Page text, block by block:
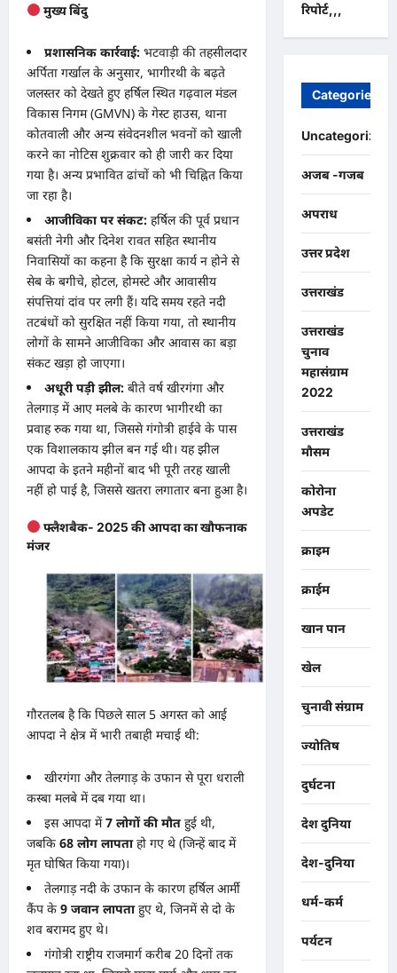
मुख्य बिंदु
प्रशासनिक कार्रवाई: भटवाड़ी की तहसीलदार
अर्पिता गर्खाल के अनुसार, भागीरथी के बढ़ते
जलस्तर को देखते हुए हर्षिल स्थित गढ़वाल मंडल
विकास निगम (GMVN) के गेस्ट हाउस, थाना
कोतवाली और अन्य संवेदनशील भवनों को खाली
करने का नोटिस शुक्रवार को ही जारी कर दिया
गया है। अन्य प्रभावित ढांचों को भी चिह्नित किया
जा रहा है।
आजीविका पर संकट: हर्षिल की पूर्व प्रधान
बसंती नेगी और दिनेश रावत सहित स्थानीय
निवासियों का कहना है कि सुरक्षा कार्य न होने से
सेब के बगीचे, होटल, होमस्टे और आवासीय
संपत्तियां दांव पर लगी हैं। यदि समय रहते नदी
तटबंधों को सुरक्षित नहीं किया गया, तो स्थानीय
लोगों के सामने आजीविका और आवास का बड़ा
संकट खड़ा हो जाएगा।
अधूरी पड़ी झील: बीते वर्ष खीरगंगा और
तेलगाड़ में आए मलबे के कारण भागीरथी का
प्रवाह रुक गया था, जिससे गंगोत्री हाईवे के पास
एक विशालकाय झील बन गई थी। यह झील
आपदा के इतने महीनों बाद भी पूरी तरह खाली
नहीं हो पाई है, जिससे खतरा लगातार बना हुआ है।
फ्लैशबैक- 2025 की आपदा का खौफनाक
मंजर
​गौरतलब है कि पिछले साल 5 अगस्त को आई
आपदा ने क्षेत्र में भारी तबाही मचाई थी:
​खीरगंगा और तेलगाड़ के उफान से पूरा धराली
कस्बा मलबे में दब गया था।
​इस आपदा में7 लोगों की मौत हुई थी,
जबकि 68 लोग लापताहो गए थे (जिन्हें बाद में
मृत घोषित किया गया)।
​तेलगाड़ नदी के उफान के कारण हर्षिल आर्मी
कैंप के 9 जवान लापताहुए थे, जिनमें से दो के
शव बरामद हुए थे।
​गंगोत्री राष्ट्रीय राजमार्ग करीब 20 दिनों तक
रिपोर्ट,,,
Categories
Uncategorized
अजब -गजब
अपराध
उत्तर प्रदेश
उत्तराखंड
उत्तराखंड
चुनाव
महासंग्राम
2022
उत्तराखंड
मौसम
कोरोना
अपडेट
क्राइम
क्राईम
खान पान
खेल
चुनावी संग्राम
ज्योतिष
दुर्घटना
देश दुनिया
देश-दुनिया
धर्म-कर्म
पर्यटन